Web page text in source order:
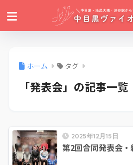
ホーム タグ
「発表会」の記事一覧
2025年12月15日
第2回合同発表会・